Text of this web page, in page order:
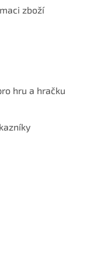
zboží
hru a hračku